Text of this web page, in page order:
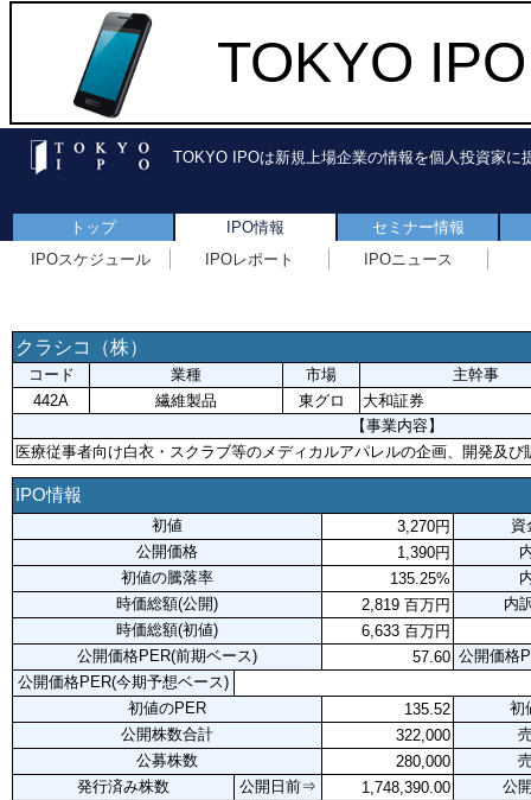
TOKYO
TOKYO IPOは新規上場企業の情報を個人投資家に
トップ IPO情報
セミナー情報
IPOスケジュール
IPOレポート IPOニュース
クラシコ（株）
コード 業種 市場
主幹事
442A
繊維製品 東グロ
大和証券
【事業内容】
医療従事者向け白衣・スクラブ等のメディカルアパレルの企画、開発及び
IPO情報
初値 3,270円
資
公開価格
1,390円
初値の騰落率
135.25%
時価総額(公開)
2,819 百万円
内
時価総額(初値)
6,633 百万円
公開価格PER(前期ベース)
57.60 公開価格
公開価格PER(今期予想ベース)
初値のPER
135.52
初
公開株数合計
322,000
公募株数
280,000
発行済み株数
公開日前⇒ 1,748,390.00
公